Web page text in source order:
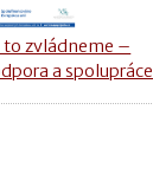
to zvládneme –
a spolupráce